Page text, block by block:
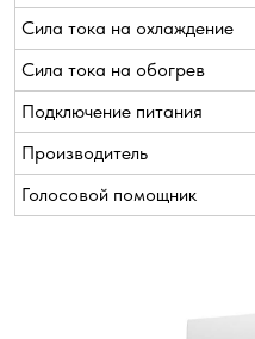
Сила тока на охлаждение
Сила тока на обогрев
Подключение питания
Производитель
Голосовой помощник